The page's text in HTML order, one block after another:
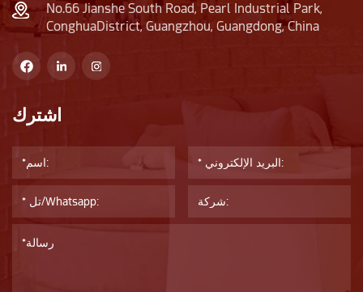
No.66 Jianshe South Road, Pearl Industrial Park,
ConghuaDistrict, Guangzhou, Guangdong, China
اشترك